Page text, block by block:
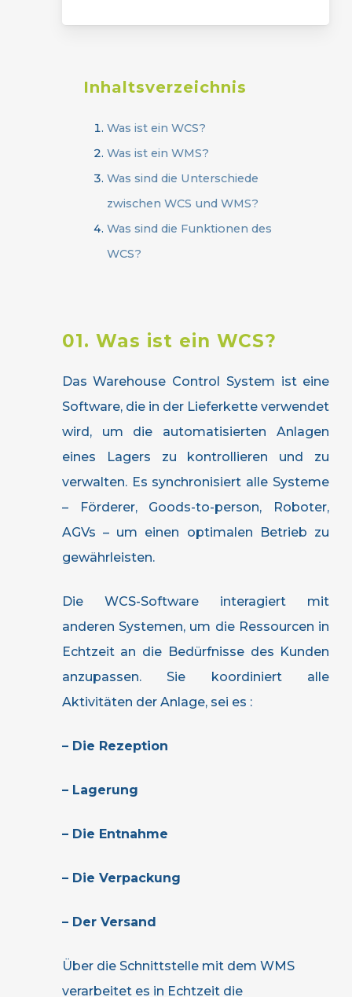
Inhaltsverzeichnis
Was ist ein WCS?
Was ist ein WMS?
Was sind die Unterschiede
zwischen WCS und WMS?
Was sind die Funktionen des
WCS?
01. Was ist ein WCS?
Das Warehouse Control System ist eine
Software, die in der Lieferkette verwendet
wird, um die automatisierten Anlagen
eines Lagers zu kontrollieren und zu
verwalten. Es synchronisiert alle Systeme
– Förderer, Goods-to-person, Roboter,
AGVs – um einen optimalen Betrieb zu
gewährleisten.
Die WCS-Software interagiert mit
anderen Systemen, um die Ressourcen in
Echtzeit an die Bedürfnisse des Kunden
anzupassen. Sie koordiniert alle
Aktivitäten der Anlage, sei es :
– Die Rezeption
– Lagerung
– Die Entnahme
– Die Verpackung
– Der Versand
Über die Schnittstelle mit dem WMS
verarbeitet es in Echtzeit die